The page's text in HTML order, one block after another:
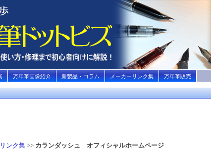
万年筆画像紹介 新製品・コラム メーカーリンク集 万年筆販売
ンク集 >> カランダッシュ オフィシャルホームページ